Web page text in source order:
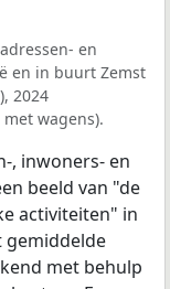
en
en in buurt Zemst
2024
wagens).
, inwoners- en
beeld van "de
activiteiten" in
gemiddelde
met behulp